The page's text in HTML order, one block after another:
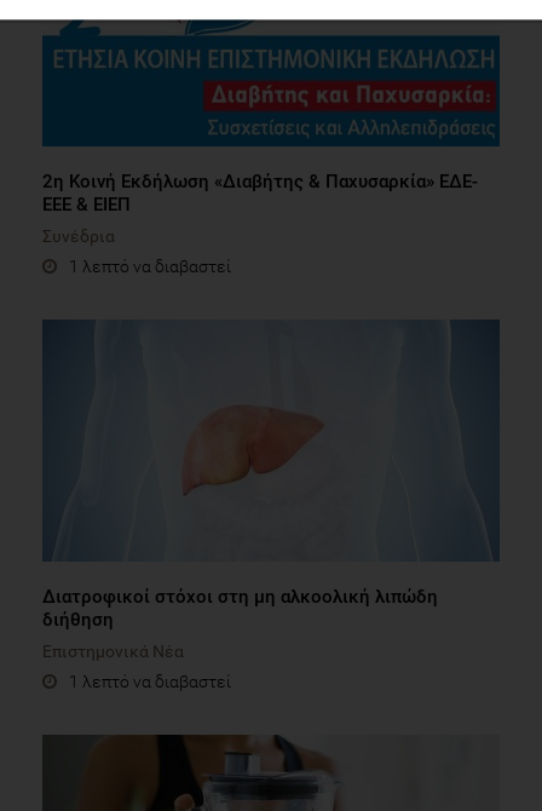
2η Κοινή Εκδήλωση «Διαβήτης & Παχυσαρκία» ΕΔΕ-
ΕΕΕ & ΕΙΕΠ
Συνέδρια
1 λεπτό να διαβαστεί
Διατροφικοί στόχοι στη μη αλκοολική λιπώδη
διήθηση
Επιστημονικά Νέα
1 λεπτό να διαβαστεί